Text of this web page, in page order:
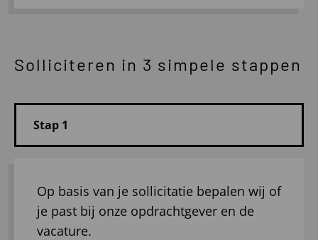
Solliciteren in 3 simpele stappen
Op basis van je sollicitatie bepalen wij of
je past bij onze opdrachtgever en de
vacature.